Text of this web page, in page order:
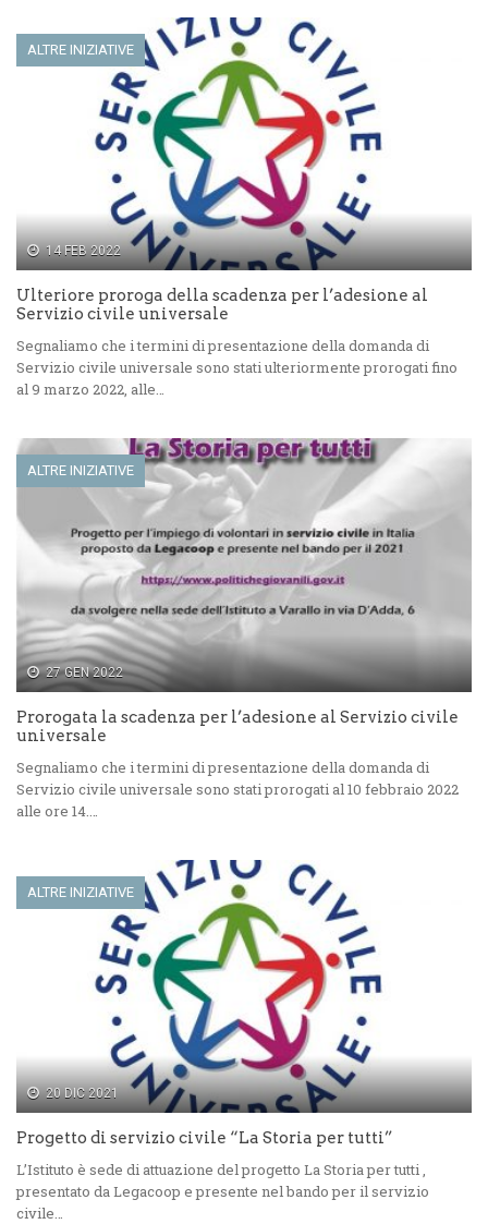
ALTRE INIZIATIVE
14 FEB 2022
Ulteriore proroga della scadenza per l’adesione al
Servizio civile universale
Segnaliamo che i termini di presentazione della domanda di
Servizio civile universale sono stati ulteriormente prorogati fino
al 9 marzo 2022, alle…
ALTRE INIZIATIVE
27 GEN 2022
Prorogata la scadenza per l’adesione al Servizio civile
universale
Segnaliamo che i termini di presentazione della domanda di
Servizio civile universale sono stati prorogati al 10 febbraio 2022
alle ore 14.…
ALTRE INIZIATIVE
20 DIC 2021
Progetto di servizio civile “La Storia per tutti”
L’Istituto è sede di attuazione del progetto La Storia per tutti ,
presentato da Legacoop e presente nel bando per il servizio
civile…